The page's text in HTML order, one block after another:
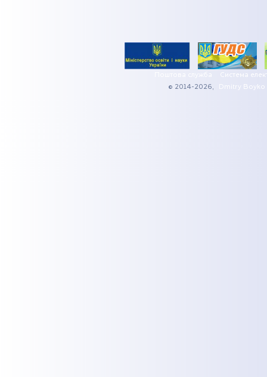
Поштова служба
Система
© 2014-2026,
Dmitry Boyko